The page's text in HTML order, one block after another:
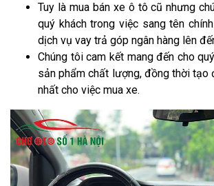
Tuy là mua bán xe ô tô cũ nhưng
quý khách trong việc sang tên
dịch vụ vay trả góp ngân hàng lên
Chúng tôi cam kết mang đến cho
sản phẩm chất lượng, đồng thời tạo
nhất cho việc mua xe.